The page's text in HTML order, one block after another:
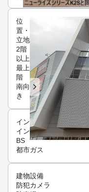
位
置・
立地
2階
以上
最上
階
南向
き
インフラ
インターネット可
BS
都市ガス
建物設備
防犯カメラ